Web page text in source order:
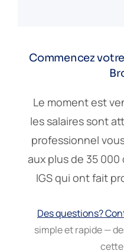
Commencez
Le moment est
les salaires sont
professionnel
aux plus de 35 000
IGS qui ont fait
Des questions?
simple et rapide —